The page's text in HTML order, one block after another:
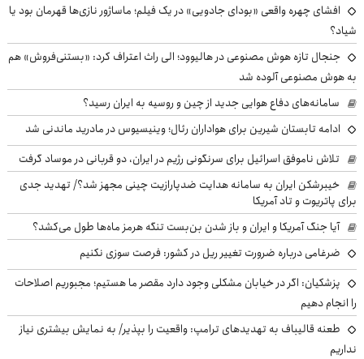
افشای چهره واقعی «بودای جادویی» در یک فیلم؛ ماساژور نازی‌ها قهرمان بود یا
شیاد؟
جنجال تازه هوش مصنوعی در هالیوود؛ الی راث اعتراف کرد: «بستنی‌فروش» هم
به هوش مصنوعی آلوده شد
سامانه‌های دفاع هوایی جدید از چین و روسیه به ایران رسید؟
ادامه تابستان شیرین برای هواداران رئال؛ وینیسیوس در مادرید ماندنی شد
تلاش ناموفق اسرائیل برای سرنگونی رژیم در ایران، دو قربانی در موساد گرفت
خیبرشکن ایران به سامانه هدایت ضدپارازیت چینی مجهز شد؟/ تهدید جدی
برای پاتریوت و تاد آمریکا
آیا جنگ آمریکا و ایران و باز شدن بن‌بست تنگه هرمز ماه‌ها طول می‌کشد؟
ضرغامی درباره ضرورت تغییر ریل در کشور: فرصت سوزی نکنیم
پزشکیان: اگر در خیابان مشکلی وجود دارد مقصر ما هستیم؛ مجبوریم اصلاحات
را انجام دهیم
طعنه قالیباف به تهدیدهای ترامپ: واقعیت را بپذیر/ به نمایش بیشتری نیاز
نداریم